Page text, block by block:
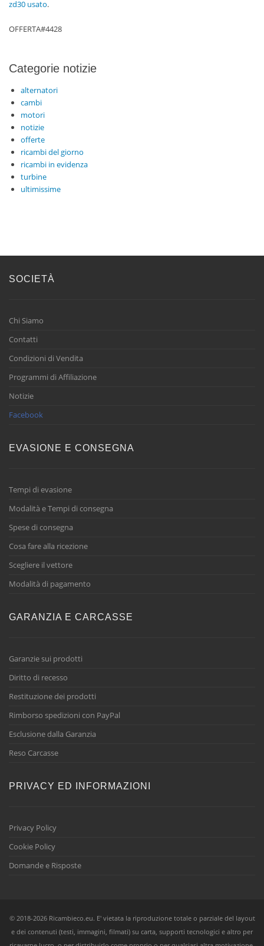
zd30 usato.
OFFERTA#4428
Categorie notizie
alternatori
cambi
motori
notizie
offerte
ricambi del giorno
ricambi in evidenza
turbine
ultimissime
SOCIETÀ
Chi Siamo
Contatti
Condizioni di Vendita
Programmi di Affiliazione
Notizie
Facebook
EVASIONE E CONSEGNA
Tempi di evasione
Modalità e Tempi di consegna
Spese di consegna
Cosa fare alla ricezione
Scegliere il vettore
Modalità di pagamento
GARANZIA E CARCASSE
Garanzie sui prodotti
Diritto di recesso
Restituzione dei prodotti
Rimborso spedizioni con PayPal
Esclusione dalla Garanzia
Reso Carcasse
PRIVACY ED INFORMAZIONI
Privacy Policy
Cookie Policy
Domande e Risposte
© 2018-2026 Ricambieco.eu. E' vietata la riproduzione totale o parziale del layout
e dei contenuti (testi, immagini, filmati) su carta, supporti tecnologici e altro per